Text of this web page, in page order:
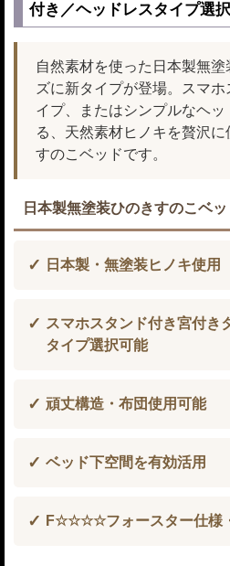
付き／ヘッドレスタイプ選
自然素材を使った日本製無
ズに新タイプが登場。スマ
イプ、またはシンプルなヘ
る、天然素材ヒノキを贅沢
すのこベッドです。
日本製無塗装ひのきすのこベ
日本製・無塗装ヒノキ使用
スマホスタンド付き宮付き
タイプ選択可能
頑丈構造・布団使用可能
ベッド下空間を有効活用
F☆☆☆☆フォースター仕様